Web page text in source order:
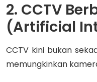
2. CCTV
(Artificial
CCTV kini bukan
memungkinkan